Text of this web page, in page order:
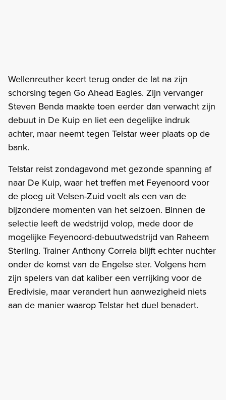
Wellenreuther keert terug onder de lat na zijn
schorsing tegen Go Ahead Eagles. Zijn vervanger
Steven Benda maakte toen eerder dan verwacht zijn
debuut in De Kuip en liet een degelijke indruk
achter, maar neemt tegen Telstar weer plaats op de
bank.
Telstar reist zondagavond met gezonde spanning af
naar De Kuip, waar het treffen met Feyenoord voor
de ploeg uit Velsen-Zuid voelt als een van de
bijzondere momenten van het seizoen. Binnen de
selectie leeft de wedstrijd volop, mede door de
mogelijke Feyenoord-debuutwedstrijd van Raheem
Sterling. Trainer Anthony Correia blijft echter nuchter
onder de komst van de Engelse ster. Volgens hem
zijn spelers van dat kaliber een verrijking voor de
Eredivisie, maar verandert hun aanwezigheid niets
aan de manier waarop Telstar het duel benadert.